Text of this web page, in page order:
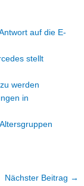
auf die E-
stellt
werden
in
Nächster Beitrag →